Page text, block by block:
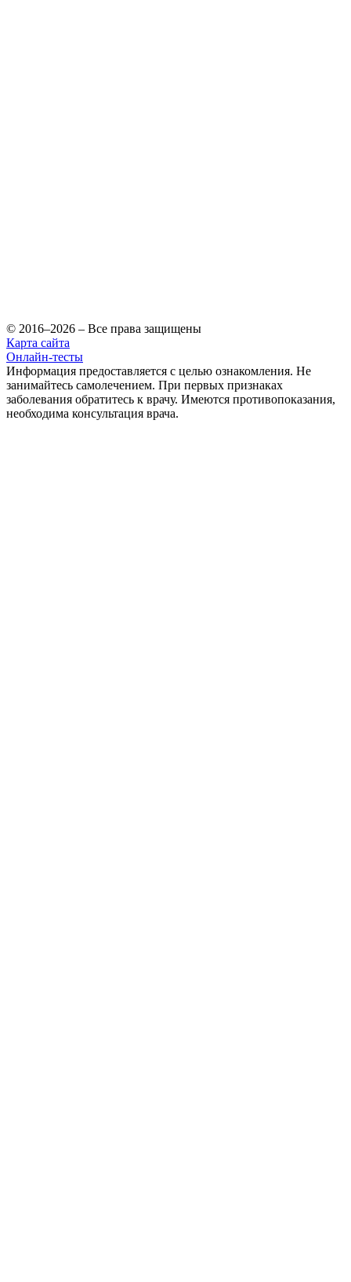
© 2016–2026 – Все права защищены
Карта сайта
Онлайн-тесты
Информация предоставляется с целью ознакомления. Не
занимайтесь самолечением. При первых признаках
заболевания обратитесь к врачу. Имеются противопоказания,
необходима консультация врача.